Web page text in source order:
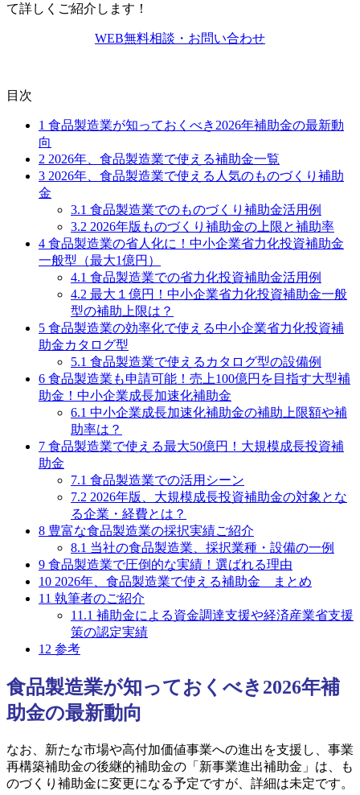
て詳しくご紹介します！
WEB無料相談・お問い合わせ
目次
1 食品製造業が知っておくべき2026年補助金の最新動
向
2 2026年、食品製造業で使える補助金一覧
3 2026年、食品製造業で使える人気のものづくり補助
金
3.1 食品製造業でのものづくり補助金活用例
3.2 2026年版ものづくり補助金の上限と補助率
4 食品製造業の省人化に！中小企業省力化投資補助金
一般型（最大1億円）
4.1 食品製造業での省力化投資補助金活用例
4.2 最大１億円！中小企業省力化投資補助金一般
型の補助上限は？
5 食品製造業の効率化で使える中小企業省力化投資補
助金カタログ型
5.1 食品製造業で使えるカタログ型の設備例
6 食品製造業も申請可能！売上100億円を目指す大型補
助金！中小企業成長加速化補助金
6.1 中小企業成長加速化補助金の補助上限額や補
助率は？
7 食品製造業で使える最大50億円！大規模成長投資補
助金
7.1 食品製造業での活用シーン
7.2 2026年版、大規模成長投資補助金の対象とな
る企業・経費とは？
8 豊富な食品製造業の採択実績ご紹介
8.1 当社の食品製造業、採択業種・設備の一例
9 食品製造業で圧倒的な実績！選ばれる理由
10 2026年、食品製造業で使える補助金 まとめ
11 執筆者のご紹介
11.1 補助金による資金調達支援や経済産業省支援
策の認定実績
12 参考
食品製造業が知っておくべき2026年補
助金の最新動向
なお、新たな市場や高付加価値事業への進出を支援し、事業
再構築補助金の後継的補助金の「新事業進出補助金」は、も
のづくり補助金に変更になる予定ですが、詳細は未定です。